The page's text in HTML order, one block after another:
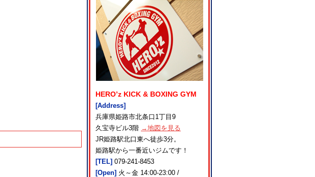
HERO’z KICK & BOXING GYM
[Address]
兵庫県姫路市北条口1丁目9
久宝寺ビル3階 →地図を見る
JR姫路駅北口東へ徒歩3分。
姫路駅から一番近いジムです！
[TEL] 079-241-8453
[Open] 火～金 14:00-23:00 /